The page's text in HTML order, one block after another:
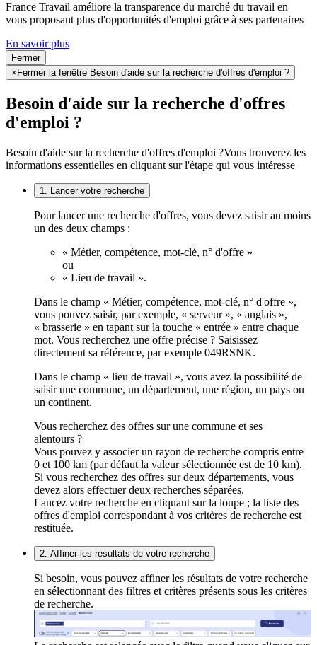
France Travail améliore la transparence du marché du travail en
vous proposant plus d'opportunités d'emploi grâce à ses partenaires
En savoir plus
Fermer
× Fermer la fenêtre Besoin d'aide sur la recherche d'offres d'emploi ?
Besoin d'aide sur la recherche d'offres
d'emploi ?
Besoin d'aide sur la recherche d'offres d'emploi ?Vous trouverez les
informations essentielles en cliquant sur l'étape qui vous intéresse
1. Lancer votre recherche
Pour lancer une recherche d'offres, vous devez saisir au moins
un des deux champs :
« Métier, compétence, mot-clé, n° d'offre »
ou
« Lieu de travail ».
Dans le champ « Métier, compétence, mot-clé, n° d'offre »,
vous pouvez saisir, par exemple, « serveur », « anglais »,
« brasserie » en tapant sur la touche « entrée » entre chaque
mot. Vous recherchez une offre précise ? Saisissez
directement sa référence, par exemple 049RSNK.
Dans le champ « lieu de travail », vous avez la possibilité de
saisir une commune, un département, une région, un pays ou
un continent.
Vous recherchez des offres sur une commune et ses
alentours ?
Vous pouvez y associer un rayon de recherche compris entre
0 et 100 km (par défaut la valeur sélectionnée est de 10 km).
Si vous recherchez des offres sur deux départements, vous
devez alors effectuer deux recherches séparées.
Lancez votre recherche en cliquant sur la loupe ; la liste des
offres d'emploi correspondant à vos critères de recherche est
restituée.
2. Affiner les résultats de votre recherche
Si besoin, vous pouvez affiner les résultats de votre recherche
en sélectionnant des filtres et critères présents sous les critères
de recherche.